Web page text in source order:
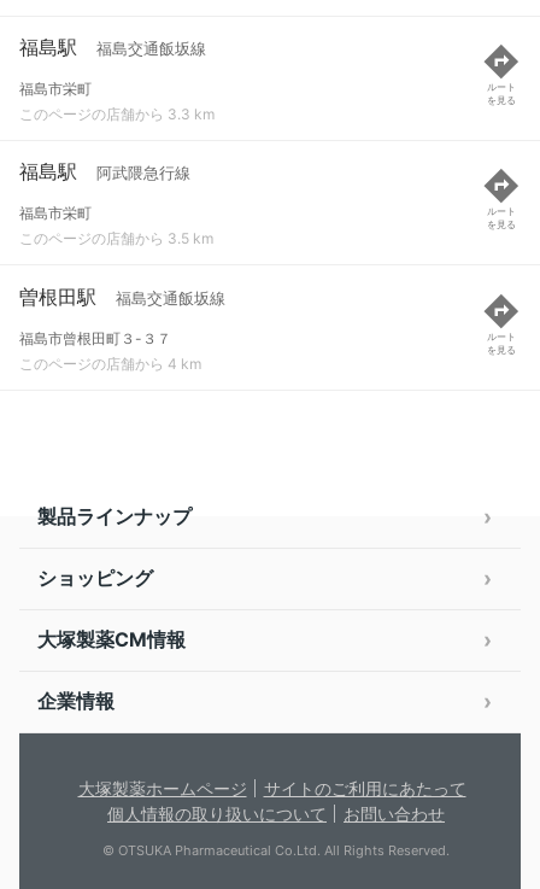
福島駅 福島交通飯坂線
福島市栄町
このページの店舗から 3.3 km
ルート
を見る
福島駅 阿武隈急行線
福島市栄町
このページの店舗から 3.5 km
ルート
を見る
曽根田駅 福島交通飯坂線
福島市曾根田町３-３７
このページの店舗から 4 km
ルート
を見る
製品ラインナップ
ショッピング
大塚製薬CM情報
企業情報
大塚製薬ホームページ
サイトのご利用にあたって
個人情報の取り扱いについて
お問い合わせ
© OTSUKA Pharmaceutical Co.Ltd. All Rights Reserved.